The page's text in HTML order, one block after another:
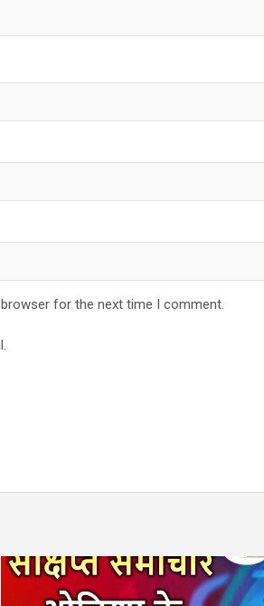
for the next time I comment.